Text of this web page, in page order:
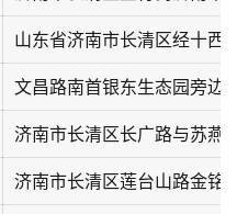
山东省济南市长清区经十西
文昌路南首银东生态园旁边
济南市长清区长广路与苏燕
济南市长清区莲台山路金铭